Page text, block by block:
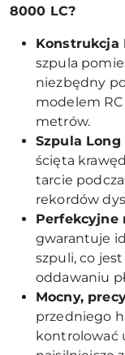
8000 LC?
Konstrukcja
szpula
niezbędny
modelem
metrów.
Szpula Long
ścięta
tarcie
rekordów
Perfekcyjne
gwarantuje
szpuli, co
oddawaniu
Mocny,
przedniego
kontrolować